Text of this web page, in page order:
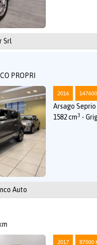
Srl
PROPRI
2016
Arsago
1582 cm3 -
Auto
2017 87000